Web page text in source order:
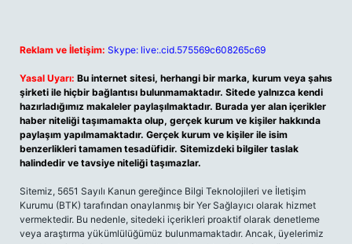
Reklam ve İletişim: Skype: live:.cid.575569c608265c69
Yasal Uyarı: Bu internet sitesi, herhangi bir marka, kurum veya şahıs
şirketi ile hiçbir bağlantısı bulunmamaktadır. Sitede yalnızca kendi
hazırladığımız makaleler paylaşılmaktadır. Burada yer alan içerikler
haber niteliği taşımamakta olup, gerçek kurum ve kişiler hakkında
paylaşım yapılmamaktadır. Gerçek kurum ve kişiler ile isim
benzerlikleri tamamen tesadüfidir. Sitemizdeki bilgiler taslak
halindedir ve tavsiye niteliği taşımazlar.
Sitemiz, 5651 Sayılı Kanun gereğince Bilgi Teknolojileri ve İletişim
Kurumu (BTK) tarafından onaylanmış bir Yer Sağlayıcı olarak hizmet
vermektedir. Bu nedenle, sitedeki içerikleri proaktif olarak denetleme
veya araştırma yükümlülüğümüz bulunmamaktadır. Ancak, üyelerimiz